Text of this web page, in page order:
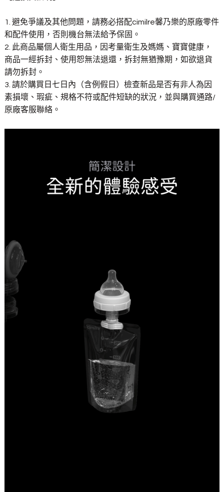
1. 避免爭議及其他問題，請務必搭配cimilre馨乃樂的原廠零件
和配件使用，否則機台無法給予保固。
2. 此商品屬個人衛生用品，因考量衛生及媽媽、寶寶健康，
商品一經拆封、使用恕無法退還，拆封無猶豫期，如欲退貨
請勿拆封。
3. 請於購買日七日內（含例假日）檢查新品是否有非人為因
素損壞、瑕疵、規格不符或配件短缺的狀況，並與購買通路/
原廠客服聯絡。